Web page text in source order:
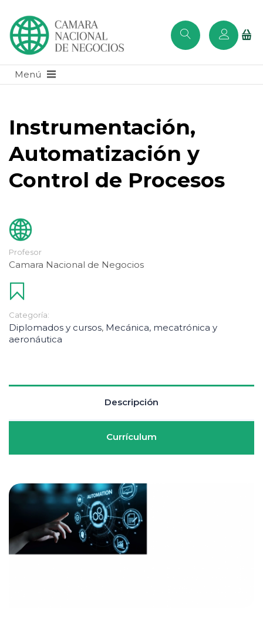
Instrumentación,
Automatización y
Control de Procesos
Profesor
Camara Nacional de Negocios
Categoría:
Diplomados y cursos, Mecánica, mecatrónica y
aeronáutica
Descripción
Currículum